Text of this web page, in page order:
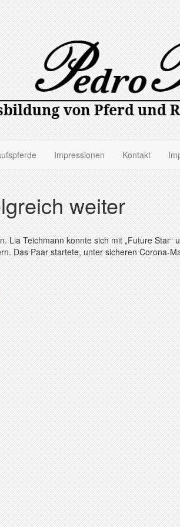
Impressionen Kontakt
weiter
Lia Teichmann konnte sich mit „Future Star“
Das Paar startete, unter sicheren Corona-